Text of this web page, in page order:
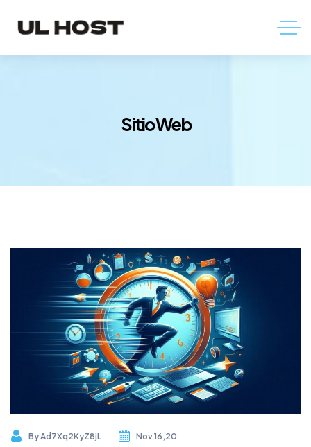
Sitio Web
ByAd7Xq2KyZ8jL
Nov 16,20